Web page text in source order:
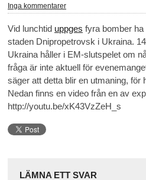
Inga kommentarer
Vid lunchtid uppges fyra bomber ha
staden Dnipropetrovsk i Ukraina.
Ukraina håller i EM-slutspelet om
fråga är inte aktuell för
säger att detta blir en utmaning, för
Nedan finns en video från en av
http://youtu.be/xK43VzZeH_s
LÄMNA ETT SVAR